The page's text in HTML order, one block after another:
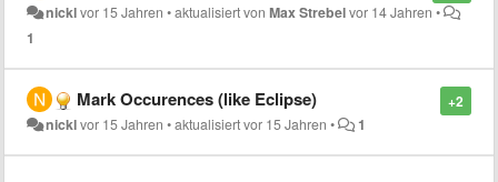
nicklvor 15 Jahren •aktualisiert vonMax Strebelvor 14 Jahren •
1
+2
Mark Occurences (like Eclipse)
nicklvor 15 Jahren •aktualisiertvor 15 Jahren • 1